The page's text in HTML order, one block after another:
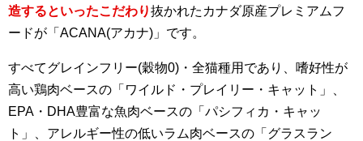
造するといったこだわり抜かれたカナダ原産プレミアムフ
ードが「ACANA(アカナ)」です。
すべてグレインフリー(穀物0)・全猫種用であり、嗜好性が
高い鶏肉ベースの「ワイルド・プレイリー・キャット」、
EPA・DHA豊富な魚肉ベースの「パシフィカ・キャッ
ト」、アレルギー性の低いラム肉ベースの「グラスラン